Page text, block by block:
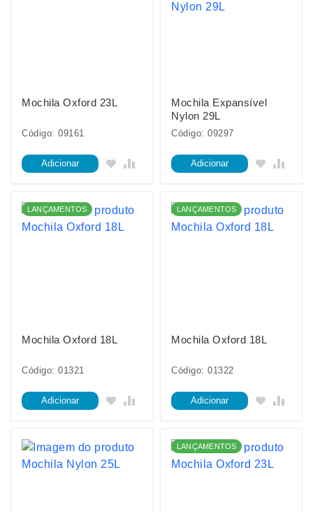
Mochila Oxford 23L
Código: 09161
Adicionar
Mochila Expansível
Nylon 29L
Código: 09297
Adicionar
LANÇAMENTOS
Mochila Oxford 18L
Código: 01321
Adicionar
LANÇAMENTOS
Mochila Oxford 18L
Código: 01322
Adicionar
LANÇAMENTOS